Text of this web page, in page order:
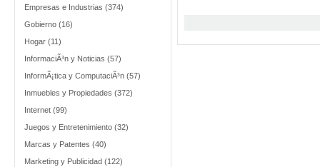
Empresas e Industrias (374)
Gobierno (16)
Hogar (11)
InformaciÃ³n y Noticias (57)
InformÃ¡tica y ComputaciÃ³n (57)
Inmuebles y Propiedades (372)
Internet (99)
Juegos y Entretenimiento (32)
Marcas y Patentes (40)
Marketing y Publicidad (122)